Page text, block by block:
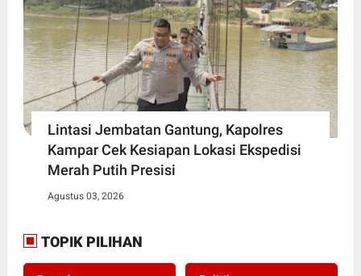
Lintasi Jembatan Gantung, Kapolres
Kampar Cek Kesiapan Lokasi Ekspedisi
Merah Putih Presisi
Agustus 03, 2026
TOPIK PILIHAN